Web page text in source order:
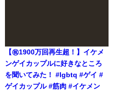
【㊗️1900万回再生超！】イケメ
ンゲイカップルに好きなところ
を聞いてみた！ #lgbtq #ゲイ #
ゲイカップル #筋肉 #イケメン